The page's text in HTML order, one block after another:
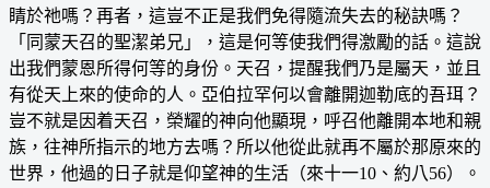
睛於祂嗎？再者，這豈不正是我們免得隨流失去的秘訣嗎？
「同蒙天召的聖潔弟兄」，這是何等使我們得激勵的話。這說
出我們蒙恩所得何等的身份。天召，提醒我們乃是屬天，並且
有從天上來的使命的人。亞伯拉罕何以會離開迦勒底的吾珥？
豈不就是因着天召，榮耀的神向他顯現，呼召他離開本地和親
族，往神所指示的地方去嗎？所以他從此就再不屬於那原來的
世界，他過的日子就是仰望神的生活（來十一10、約八56）。